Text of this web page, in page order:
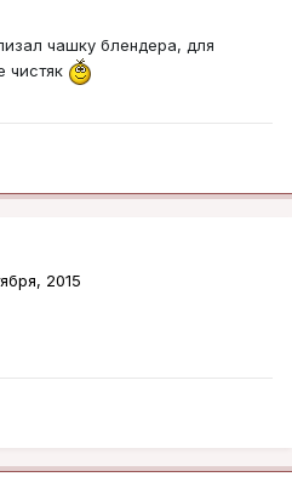
чашку блендера, для
чистяк
2015